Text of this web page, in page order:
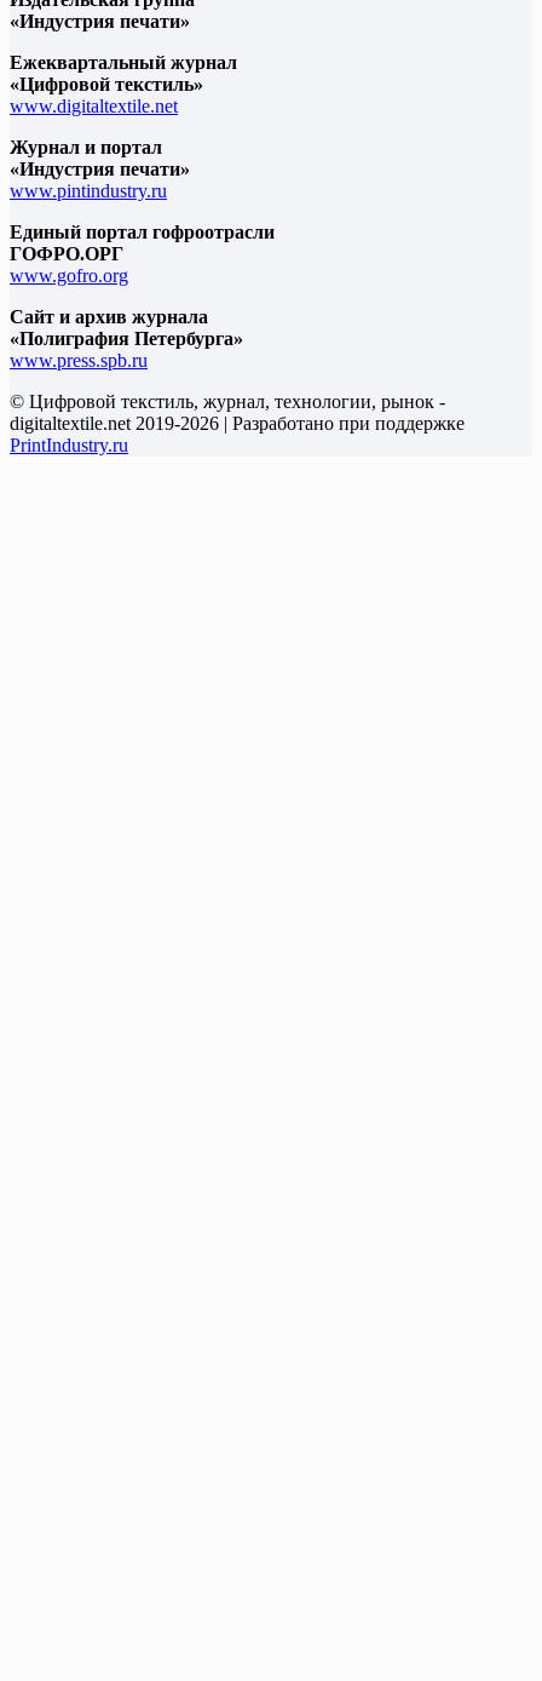
«Индустрия печати»
Ежеквартальный журнал
«Цифровой текстиль»
www.digitaltextile.net
Журнал и портал
«Индустрия печати»
www.pintindustry.ru
Единый портал гофроотрасли
ГОФРО.ОРГ
www.gofro.org
Сайт и архив журнала
«Полиграфия Петербурга»
www.press.spb.ru
© Цифровой текстиль, журнал, технологии, рынок -
digitaltextile.net 2019-2026 | Разработано при поддержке
PrintIndustry.ru